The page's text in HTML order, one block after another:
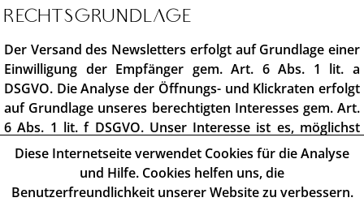
Rechtsgrundlage
Der Versand des Newsletters erfolgt auf Grundlage einer
Einwilligung der Empfänger gem. Art. 6 Abs. 1 lit. a
DSGVO. Die Analyse der Öffnungs- und Klickraten erfolgt
auf Grundlage unseres berechtigten Interesses gem. Art.
6 Abs. 1 lit. f DSGVO. Unser Interesse ist es, möglichst
passende Angebote für unsere Nutzer zu erstellen und
dies durch die Analyse des Nutzerverhaltens zu
erreichen sowie fortlaufend zu optimieren.
Diese Internetseite verwendet Cookies für die Analyse
und Hilfe. Cookies helfen uns, die
Benutzerfreundlichkeit unserer Website zu verbessern.